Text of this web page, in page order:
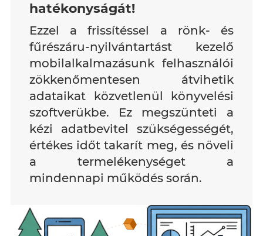
hatékonyságát!
Ezzel a frissítéssel a rönk- és
fűrészáru-nyilvántartást kezelő
mobilalkalmazásunk felhasználói
zökkenőmentesen átvihetik
adataikat közvetlenül könyvelési
szoftverükbe. Ez megszünteti a
kézi adatbevitel szükségességét,
értékes időt takarít meg, és növeli
a termelékenységet a
mindennapi működés során.